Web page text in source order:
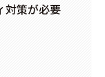
対策が必要